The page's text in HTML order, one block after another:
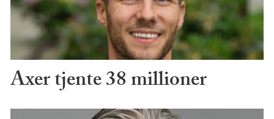
Axer tjente 38 millioner